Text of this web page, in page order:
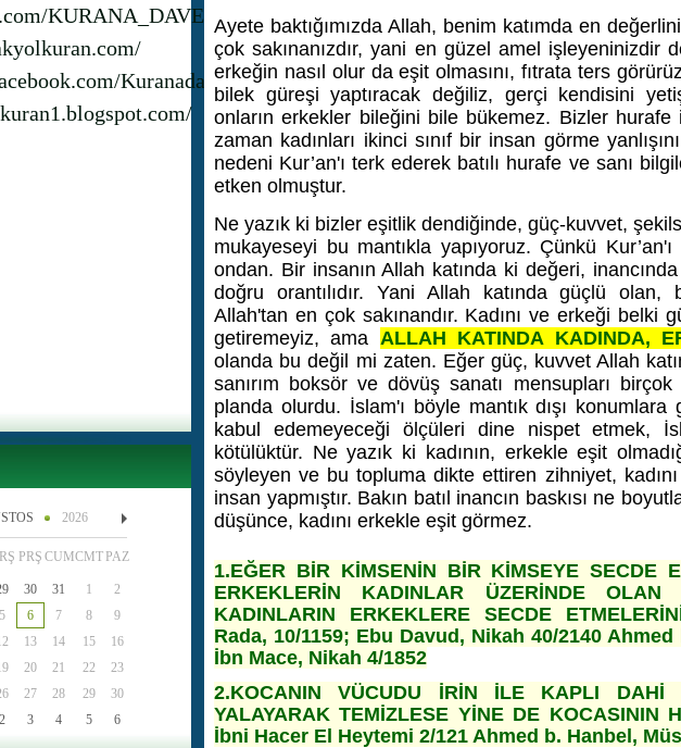
KURANA_DAVET
Kuranadavet1/
Ayete baktığımızda Allah, benim katımda en
çok sakınanızdır, yani en güzel amel işleyeninizdir
erkeğin nasıl olur da eşit olmasını, fıtrata ters
bilek güreşi yaptıracak değiliz, gerçi kendisini
onların erkekler bileğini bile bükemez. Bizler hurafe
zaman kadınları ikinci sınıf bir insan görme
nedeni Kur’an'ı terk ederek batılı hurafe ve sanı
etken olmuştur.
Ne yazık ki bizler eşitlik dendiğinde, güç-kuvvet,
mukayeseyi bu mantıkla yapıyoruz. Çünkü Kur’an'ı
ondan. Bir insanın Allah katında ki değeri,
doğru orantılıdır. Yani Allah katında güçlü
Allah'tan en çok sakınandır. Kadını ve erkeği belki
getiremeyiz, ama ALLAH KATINDA KADINDA,
olanda bu değil mi zaten. Eğer güç, kuvvet Allah
sanırım boksör ve dövüş sanatı mensupları
planda olurdu. İslam'ı böyle mantık dışı konumlara
kabul edemeyeceği ölçüleri dine nispet etmek,
kötülüktür. Ne yazık ki kadının, erkekle eşit
söyleyen ve bu topluma dikte ettiren zihniyet,
insan yapmıştır. Bakın batıl inancın baskısı ne
düşünce, kadını erkekle eşit görmez.
1.EĞER BİR KİMSENİN BİR KİMSEYE SECDE
ERKEKLERİN KADINLAR ÜZERİNDE OLAN
KADINLARIN ERKEKLERE SECDE
Rada, 10/1159; Ebu Davud, Nikah 40/2140
İbn Mace, Nikah 4/1852
2.KOCANIN VÜCUDU İRİN İLE KAPLI
YALAYARAK TEMİZLESE YİNE DE KOCASININ
İbni Hacer El Heytemi 2/121 Ahmed b. Hanbel,